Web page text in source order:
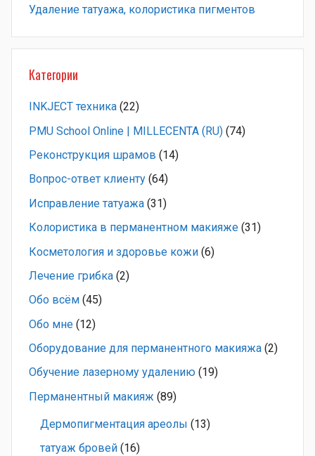
Удаление татуажа, колористика пигментов
Категории
INKJECT техника (22)
PMU School Online | MILLECENTA (RU) (74)
Pеконструкция шрамов (14)
Вопрос-ответ клиенту (64)
Исправление татуажа (31)
Колористика в перманентном макияже (31)
Косметология и здоровье кожи (6)
Лечение грибка (2)
Обо всём (45)
Обо мне (12)
Оборудование для перманентного макияжа (2)
Обучение лазерному удалению (19)
Перманентный макияж (89)
Дермопигментация ареолы (13)
татуаж бровей (16)